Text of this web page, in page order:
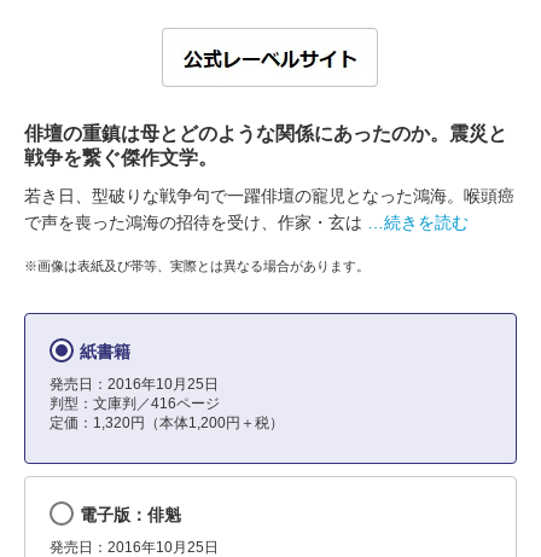
俳壇の重鎮は母とどのような関係にあったのか。震災と
戦争を繋ぐ傑作文学。
若き日、型破りな戦争句で一躍俳壇の寵児となった鴻海。喉頭癌
で声を喪った鴻海の招待を受け、作家・玄は
…続きを読む
※画像は表紙及び帯等、実際とは異なる場合があります。
紙書籍
発売日：2016年10月25日
判型：文庫判／416ページ
定価：1,320円（本体1,200円＋税）
電子版：俳魁
発売日：2016年10月25日